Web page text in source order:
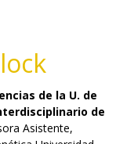
de la U. de
de
Asistente,